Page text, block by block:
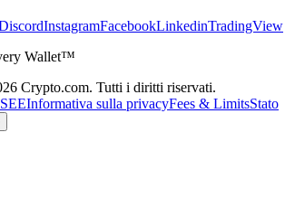
InstagramFacebookLinkedinTradingView
Wallet™
Crypto.com. Tutti i diritti riservati.
Informativa sulla privacyFees & LimitsStato